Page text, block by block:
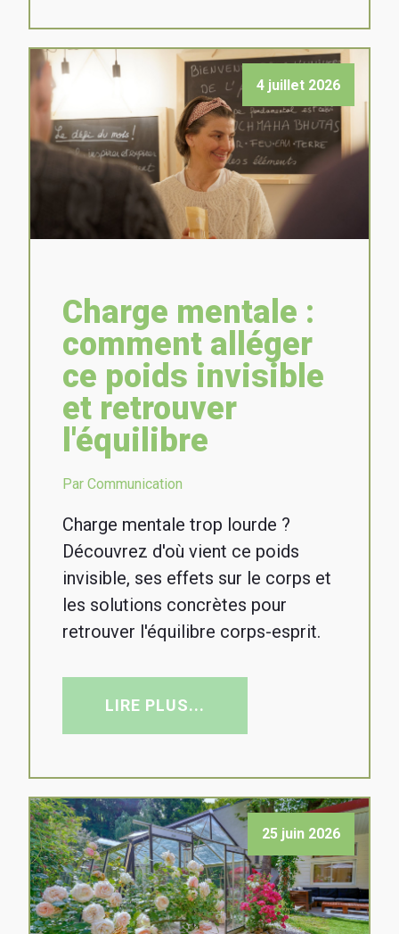
4 juillet 2026
Charge mentale :
comment alléger
ce poids invisible
et retrouver
l'équilibre
Par Communication
Charge mentale trop lourde ?
Découvrez d'où vient ce poids
invisible, ses effets sur le corps et
les solutions concrètes pour
retrouver l'équilibre corps-esprit.
LIRE PLUS...
25 juin 2026